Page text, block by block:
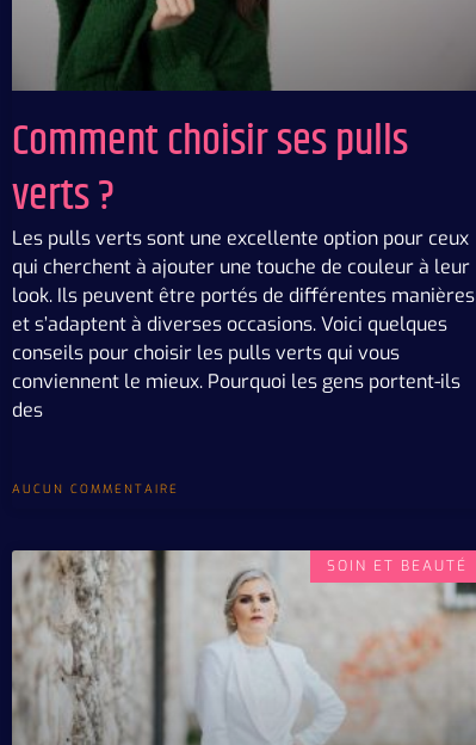
Comment choisir ses pulls
verts ?
Les pulls verts sont une excellente option pour ceux
qui cherchent à ajouter une touche de couleur à leur
look. Ils peuvent être portés de différentes manières
et s’adaptent à diverses occasions. Voici quelques
conseils pour choisir les pulls verts qui vous
conviennent le mieux. Pourquoi les gens portent-ils
des
AUCUN COMMENTAIRE
SOIN ET BEAUTÉ